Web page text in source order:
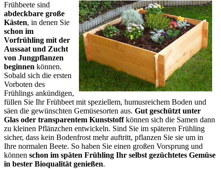
Frühbeete sind
abdeckbare große
Kästen, in denen Sie
schon im
Vorfrühling mit der
Aussaat und Zucht
von Jungpflanzen
beginnen können.
Sobald sich die ersten
Vorboten des
Frühlings ankündigen,
füllen Sie Ihr Frühbeet mit speziellem, humusreichem Boden und
säen die gewünschten Gemüsesorten aus. Gut geschützt unter
Glas oder transparentem Kunststoffkönnen sich die Samen dann
zu kleinen Pflänzchen entwickeln. Sind Sie im späteren Frühling
sicher, dass kein Bodenfrost mehr auftritt, pflanzen Sie sie um in
Ihre normalen Beete. So haben Sie einen großen Vorsprung und
können schon im späten Frühling Ihr selbst gezüchtetes Gemüse
in bester Bioqualität genießen.